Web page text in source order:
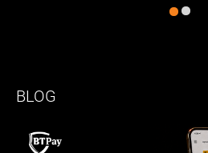
BLOG